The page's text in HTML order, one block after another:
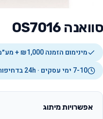
סוואנה OS7016
מינימום הזמנה ₪1,000 + מע״מ
7-10 ימי עסקים · 24h בדחיפות
אפשרויות מיתוג